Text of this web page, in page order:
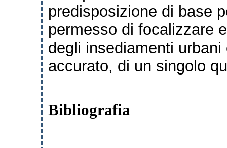
predisposizione di base
permesso di focalizzare
degli insediamenti
accurato, di un singolo
Bibliografia